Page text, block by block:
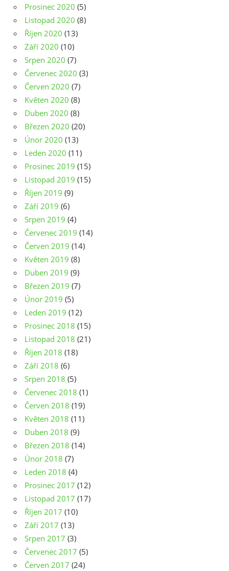
Prosinec 2020 (5)
Listopad 2020 (8)
Říjen 2020 (13)
Září 2020 (10)
Srpen 2020 (7)
Červenec 2020 (3)
Červen 2020 (7)
Květen 2020 (8)
Duben 2020 (8)
Březen 2020 (20)
Únor 2020 (13)
Leden 2020 (11)
Prosinec 2019 (15)
Listopad 2019 (15)
Říjen 2019 (9)
Září 2019 (6)
Srpen 2019 (4)
Červenec 2019 (14)
Červen 2019 (14)
Květen 2019 (8)
Duben 2019 (9)
Březen 2019 (7)
Únor 2019 (5)
Leden 2019 (12)
Prosinec 2018 (15)
Listopad 2018 (21)
Říjen 2018 (18)
Září 2018 (6)
Srpen 2018 (5)
Červenec 2018 (1)
Červen 2018 (19)
Květen 2018 (11)
Duben 2018 (9)
Březen 2018 (14)
Únor 2018 (7)
Leden 2018 (4)
Prosinec 2017 (12)
Listopad 2017 (17)
Říjen 2017 (10)
Září 2017 (13)
Srpen 2017 (3)
Červenec 2017 (5)
Červen 2017 (24)